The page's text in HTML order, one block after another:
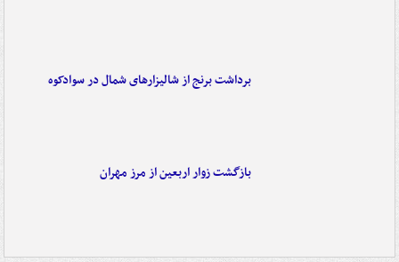
برداشت برنج از شالیزارهای شمال در سوادکوه
بازگشت زوار اربعین از مرز مهران